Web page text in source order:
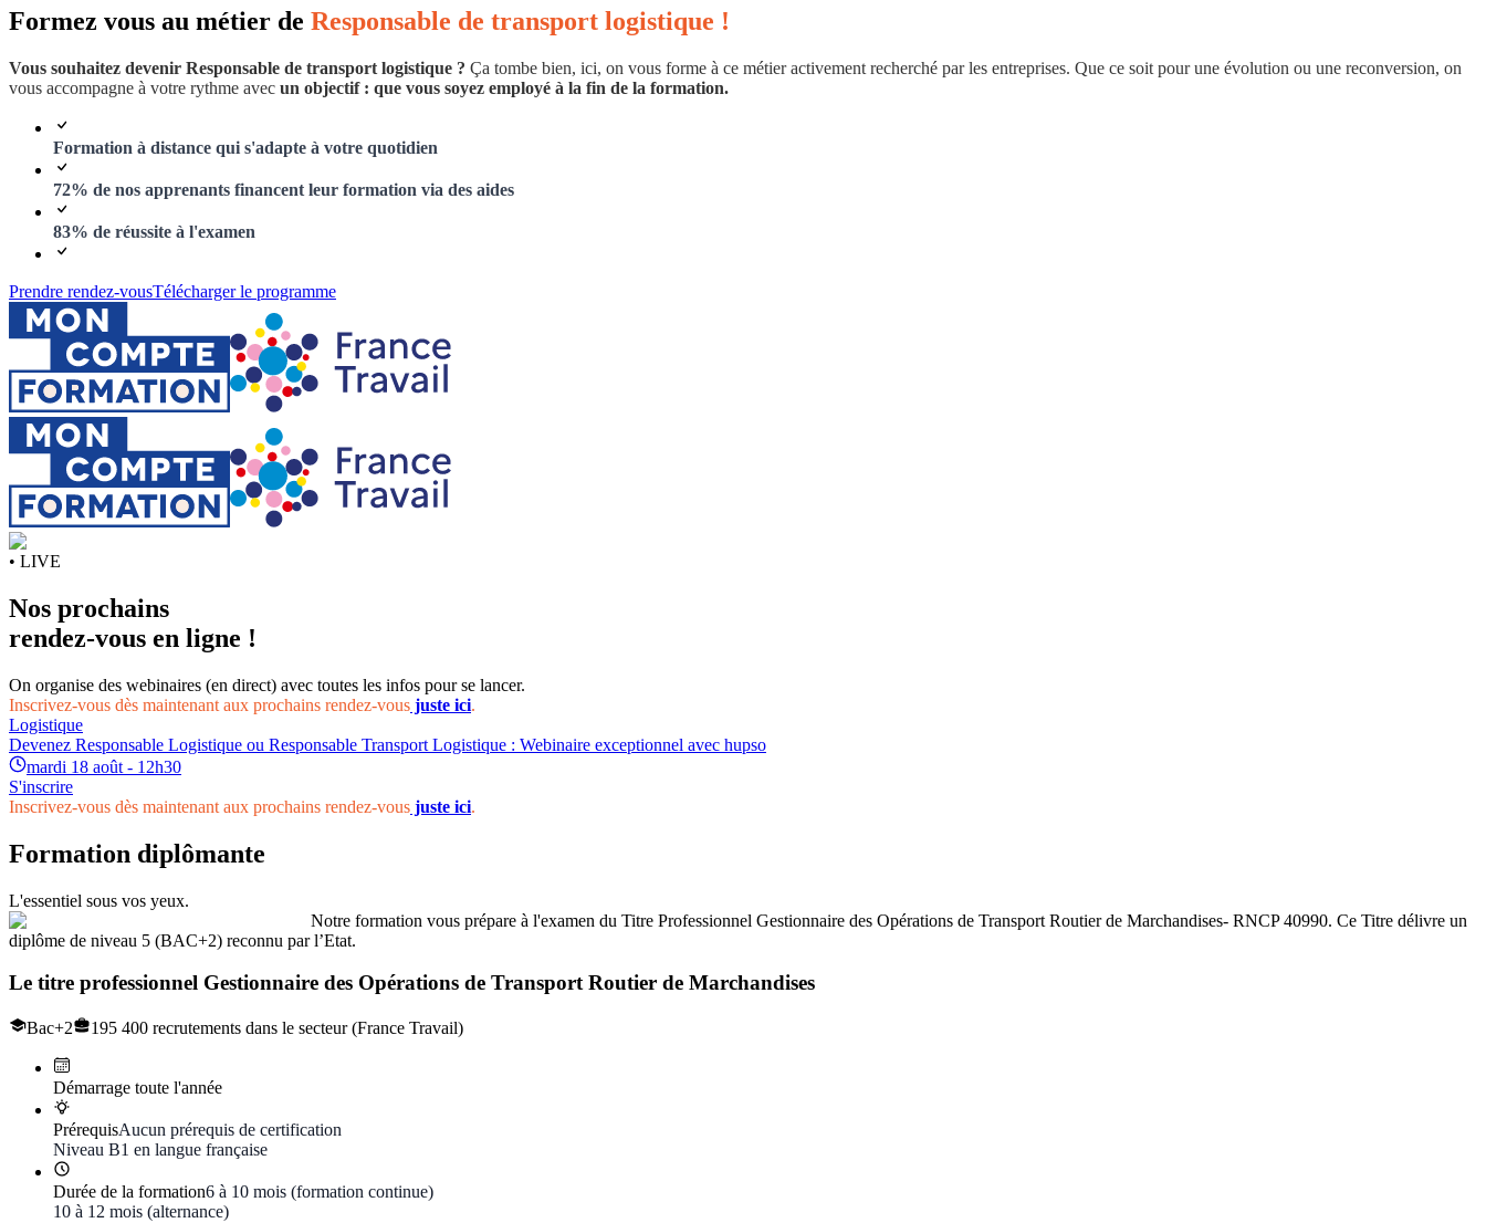
Formez vous au métier de Responsable de transport logistique !
Vous souhaitez devenir Responsable de transport logistique ? Ça tombe bien, ici, on vous forme à ce métier activement recherché par les entreprises. Que ce soit pour une évolution ou une reconversion, on
vous accompagne à votre rythme avec un objectif : que vous soyez employé à la fin de la formation.
Formation à distance qui s'adapte à votre quotidien
72% de nos apprenants financent leur formation via des aides
83% de réussite à l'examen
Prendre rendez-vousTélécharger le programme
• LIVE
Nos prochains
rendez-vous en ligne !
On organise des webinaires (en direct) avec toutes les infos pour se lancer.
Inscrivez-vous dès maintenant aux prochains rendez-vous juste ici.
Logistique
Devenez Responsable Logistique ou Responsable Transport Logistique : Webinaire exceptionnel avec hupso
mardi 18 août - 12h30
S'inscrire
Inscrivez-vous dès maintenant aux prochains rendez-vous juste ici.
Formation diplômante
L'essentiel sous vos yeux.
Notre formation vous prépare à l'examen du Titre Professionnel Gestionnaire des Opérations de Transport Routier de Marchandises- RNCP 40990. Ce Titre délivre un
diplôme de niveau 5 (BAC+2) reconnu par l’Etat.
Le titre professionnel Gestionnaire des Opérations de Transport Routier de Marchandises
Bac+2 195 400 recrutements dans le secteur (France Travail)
Démarrage toute l'année
PrérequisAucun prérequis de certification
Niveau B1 en langue française
Durée de la formation6 à 10 mois (formation continue)
10 à 12 mois (alternance)